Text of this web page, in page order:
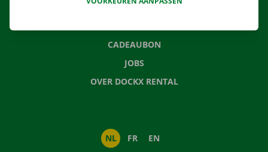
VEELGESTELDE VRAGEN
CADEAUBON
JOBS
OVER DOCKX RENTAL
NL FR EN